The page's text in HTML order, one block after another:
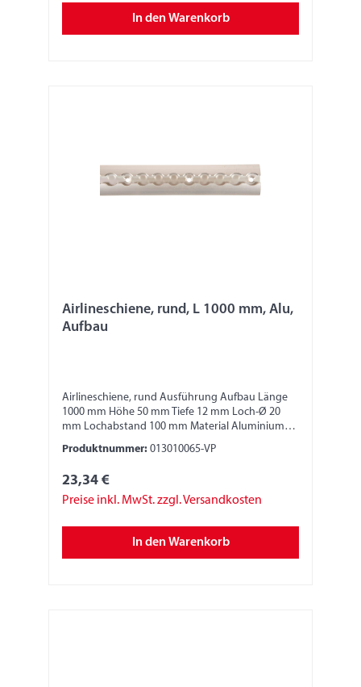
horizontalen Umreifung verwenden, nicht im
Direktzug und nicht zum Niederzurren oder
Schrägzurren. Der Monteur/Fahrzeugbauer muss
In den Warenkorb
Airlineschiene, rund, L 1000 mm, Alu,
Aufbau
Airlineschiene, rund Ausführung Aufbau Länge
1000 mm Höhe 50 mm Tiefe 12 mm Loch-Ø 20
mm Lochabstand 100 mm Material Aluminium
der Zurrschiene ist abhängig von der
ist der jeweilige Monteur/Fahrzeugbauer. Nur
geeignete Anschlagmittel, Sperrbalken oder
horizontalen Umreifung verwenden, nicht im
Direktzug und nicht zum Niederzurren oder
Schrägzurren. Der Monteur/Fahrzeugbauer muss
Produktnummer: 013010065-VP
23,34 €
Preise inkl. MwSt. zzgl. Versandkosten
In den Warenkorb